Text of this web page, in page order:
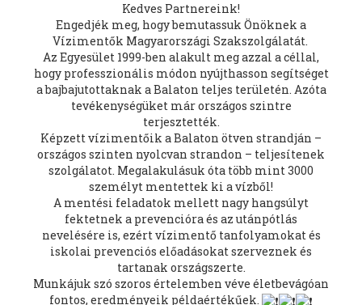
Kedves Partnereink!
Engedjék meg, hogy bemutassuk Önöknek a
Vízimentők Magyarországi Szakszolgálatát.
Az Egyesület 1999-ben alakult meg azzal a céllal,
hogy professzionális módon nyújthasson segítséget
a bajbajutottaknak a Balaton teljes területén. Azóta
tevékenységüket már országos szintre
terjesztették.
Képzett vízimentőik a Balaton ötven strandján –
országos szinten nyolcvan strandon – teljesítenek
szolgálatot. Megalakulásuk óta több mint 3000
személyt mentettek ki a vízből!
A mentési feladatok mellett nagy hangsúlyt
fektetnek a prevencióra és az utánpótlás
nevelésére is, ezért vízimentő tanfolyamokat és
iskolai prevenciós előadásokat szerveznek és
tartanak országszerte.
Munkájuk szó szoros értelemben véve életbevágóan
fontos, eredményeik példaértékűek.